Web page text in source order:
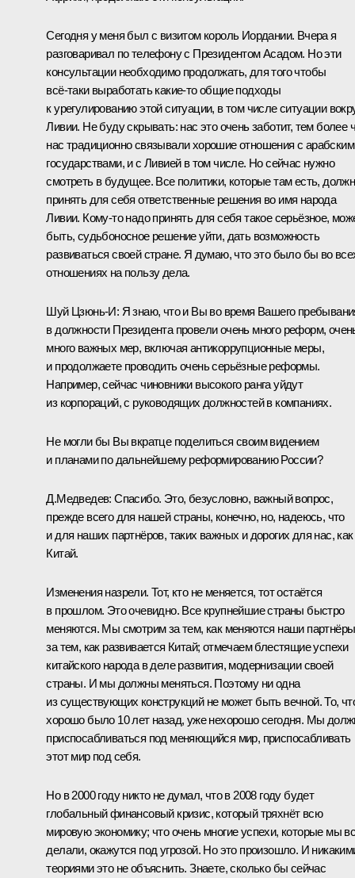
Сегодня у меня был с визитом король Иордании. Вчера я
разговаривал по телефону с Президентом Асадом. Но эти
консультации необходимо продолжать, для того чтобы
всё‑таки выработать какие‑то общие подходы
к урегулированию этой ситуации, в том числе ситуации
Ливии. Не буду скрывать: нас это очень заботит, тем более
нас традиционно связывали хорошие отношения с
государствами, и с Ливией в том числе. Но сейчас нужно
смотреть в будущее. Все политики, которые там есть,
принять для себя ответственные решения во имя народа
Ливии. Кому‑то надо принять для себя такое серьёзное,
быть, судьбоносное решение уйти, дать возможность
развиваться своей стране. Я думаю, что это было бы во
отношениях на пользу дела.
Шуй Цзюнь-И: Я знаю, что и Вы во время Вашего
в должности Президента провели очень много реформ,
много важных мер, включая антикоррупционные меры,
и продолжаете проводить очень серьёзные реформы.
Например, сейчас чиновники высокого ранга уйдут
из корпораций, с руководящих должностей в компаниях.
Не могли бы Вы вкратце поделиться своим видением
и планами по дальнейшему реформированию России?
Д.Медведев: Спасибо. Это, безусловно, важный вопрос,
прежде всего для нашей страны, конечно, но, надеюсь, что
и для наших партнёров, таких важных и дорогих для нас, как
Китай.
Изменения назрели. Тот, кто не меняется, тот остаётся
в прошлом. Это очевидно. Все крупнейшие страны быстро
меняются. Мы смотрим за тем, как меняются наши
за тем, как развивается Китай; отмечаем блестящие успехи
китайского народа в деле развития, модернизации своей
страны. И мы должны меняться. Поэтому ни одна
из существующих конструкций не может быть вечной. То,
хорошо было 10 лет назад, уже нехорошо сегодня. Мы
приспосабливаться под меняющийся мир, приспосабливать
этот мир под себя.
Но в 2000 году никто не думал, что в 2008 году будет
глобальный финансовый кризис, который тряхнёт всю
мировую экономику; что очень многие успехи, которые мы
делали, окажутся под угрозой. Но это произошло. И
теориями это не объяснить. Знаете, сколько бы сейчас